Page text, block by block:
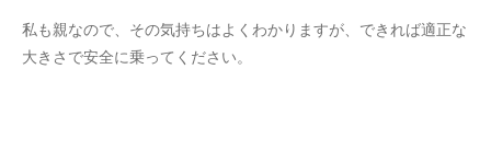
私も親なので、その気持ちはよくわかりますが、できれば適正な
大きさで安全に乗ってください。